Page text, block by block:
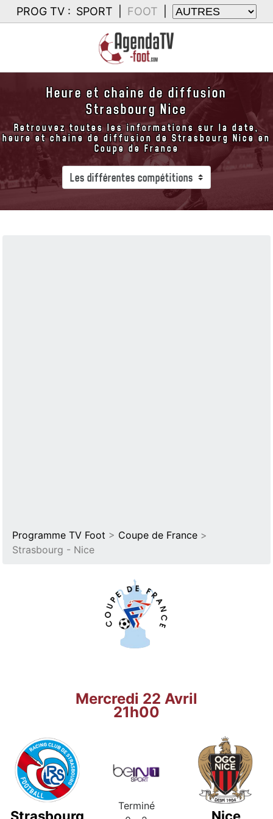
PROG TV : SPORT FOOT
Heure et chaine de diffusion
Strasbourg Nice
Retrouvez toutes les informations sur la date,
heure et chaine de diffusion de Strasbourg Nice en
Coupe de France
Programme TV Foot > Coupe de France >
Strasbourg - Nice
Mercredi 22 Avril
21h00
Terminé